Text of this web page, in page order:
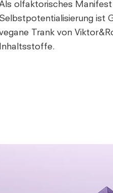
olfaktorisches
Selbstpotentialisierung ist
Trank von
Inhaltsstoffe.